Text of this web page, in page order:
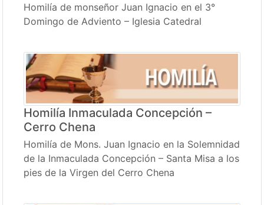
Homilía de monseñor Juan Ignacio en el 3°
Domingo de Adviento – Iglesia Catedral
Homilía Inmaculada Concepción –
Cerro Chena
Homilía de Mons. Juan Ignacio en la Solemnidad
de la Inmaculada Concepción – Santa Misa a los
pies de la Virgen del Cerro Chena